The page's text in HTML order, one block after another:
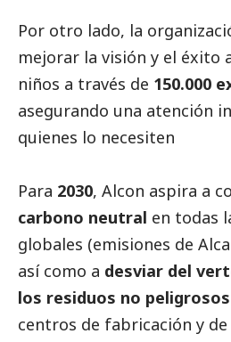
Por otro lado, la
mejorar la visión y el éxito
niños a través de 150.000
asegurando una atención
quienes lo necesiten
Para 2030, Alcon aspira a
carbono neutral en todas
globales (emisiones de
así como a desviar del
los residuos no peligrosos
centros de fabricación y